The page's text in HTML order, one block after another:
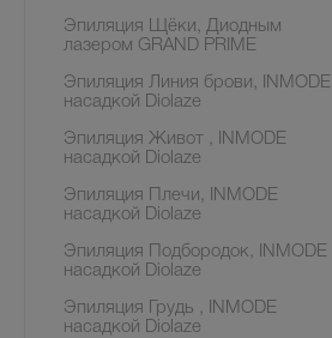
Эпиляция Щёки, Диодным
лазером GRAND PRIME
Эпиляция Линия брови, INMODE
насадкой Diolaze
Эпиляция Живот , INMODE
насадкой Diolaze
Эпиляция Плечи, INMODE
насадкой Diolaze
Эпиляция Подбородок, INMODE
насадкой Diolaze
Эпиляция Грудь , INMODE
насадкой Diolaze